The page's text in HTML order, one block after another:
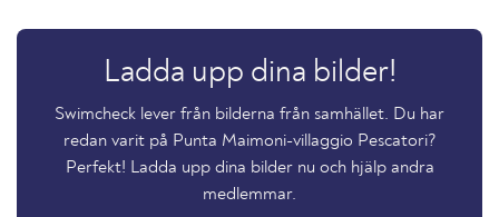
Ladda upp dina bilder!
Swimcheck lever från bilderna från samhället. Du har
redan varit på Punta Maimoni-villaggio Pescatori?
Perfekt! Ladda upp dina bilder nu och hjälp andra
medlemmar.